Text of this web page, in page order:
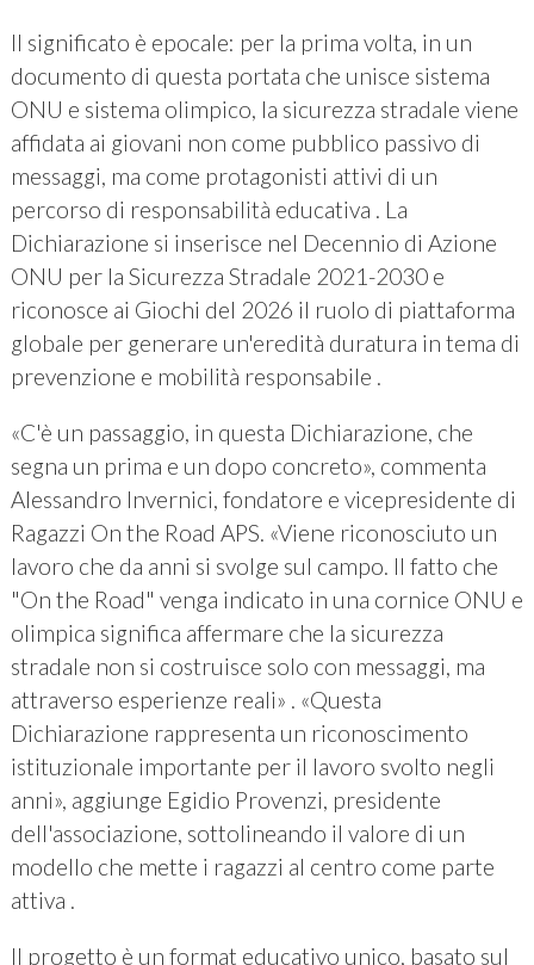
Il significato è epocale: per la prima volta, in un
documento di questa portata che unisce sistema
ONU e sistema olimpico, la sicurezza stradale viene
affidata ai giovani non come pubblico passivo di
messaggi, ma come protagonisti attivi di un
percorso di responsabilità educativa . La
Dichiarazione si inserisce nel Decennio di Azione
ONU per la Sicurezza Stradale 2021-2030 e
riconosce ai Giochi del 2026 il ruolo di piattaforma
globale per generare un'eredità duratura in tema di
prevenzione e mobilità responsabile .
«C'è un passaggio, in questa Dichiarazione, che
segna un prima e un dopo concreto», commenta
Alessandro Invernici, fondatore e vicepresidente di
Ragazzi On the Road APS. «Viene riconosciuto un
lavoro che da anni si svolge sul campo. Il fatto che
"On the Road" venga indicato in una cornice ONU e
olimpica significa affermare che la sicurezza
stradale non si costruisce solo con messaggi, ma
attraverso esperienze reali» . «Questa
Dichiarazione rappresenta un riconoscimento
istituzionale importante per il lavoro svolto negli
anni», aggiunge Egidio Provenzi, presidente
dell'associazione, sottolineando il valore di un
modello che mette i ragazzi al centro come parte
attiva .
Il progetto è un format educativo unico, basato sul